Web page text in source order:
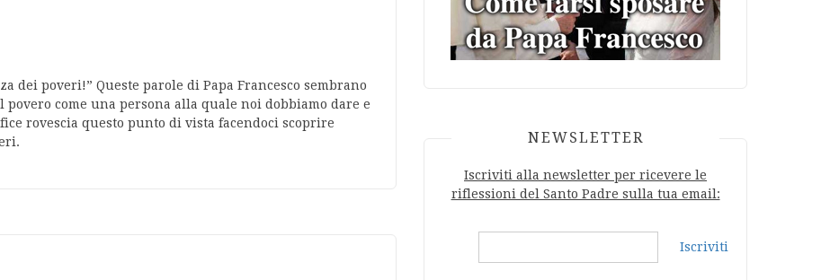
dei poveri!” Queste parole di Papa Francesco sembrano
come una persona alla quale noi dobbiamo dare e
rovescia questo punto di vista facendoci scoprire
NEWSLETTER
Iscriviti alla newsletter per ricevere le
riflessioni del Santo Padre sulla tua email:
Iscriviti